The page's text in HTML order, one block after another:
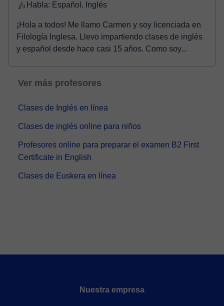
Habla: Español, Inglés
¡Hola a todos! Me llamo Carmen y soy licenciada en
Filología Inglesa. Llevo impartiendo clases de inglés
y español desde hace casi 15 años. Como soy...
Ver más profesores
Clases de Inglés en línea
Clases de inglés online para niños
Profesores online para preparar el examen B2 First
Certificate in English
Clases de Euskera en línea
Nuestra empresa